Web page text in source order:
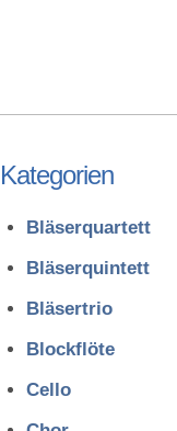
Kategorien
Bläserquartett
Bläserquintett
Bläsertrio
Blockflöte
Cello